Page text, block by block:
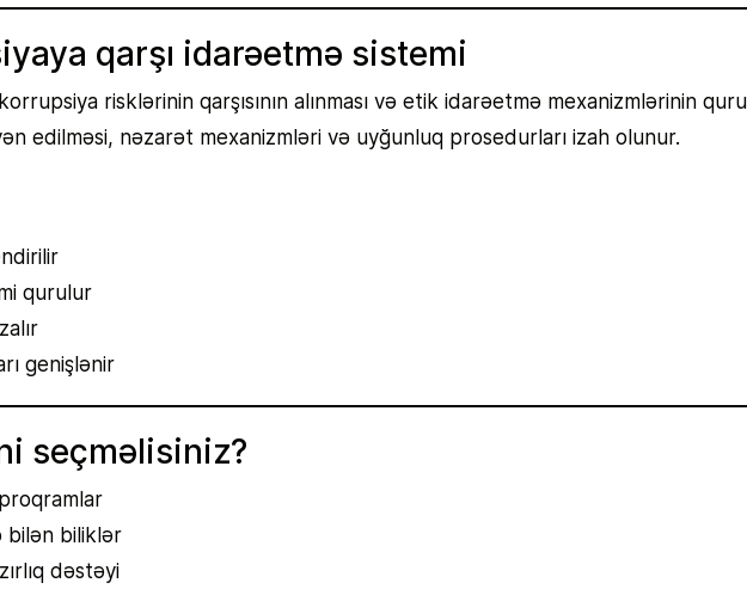
qarşı idarəetmə sistemi
risklərinin qarşısının alınması və etik idarəetmə mexanizmlərinin
edilməsi, nəzarət mexanizmləri və uyğunluq prosedurları izah olunur.
qurulur
genişlənir
seçməlisiniz?
biliklər
dəstəyi